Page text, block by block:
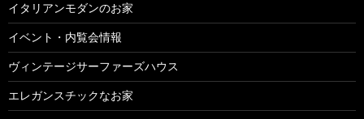
イタリアンモダンのお家
イベント・内覧会情報
ヴィンテージサーファーズハウス
エレガンスチックなお家